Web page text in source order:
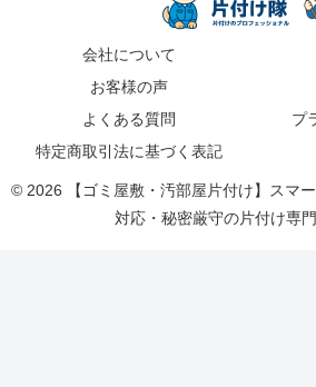
会社について
お客様の声
よくある質問
プ
特定商取引法に基づく表記
© 2026 【ゴミ屋敷・汚部屋片付け】スマ
対応・秘密厳守の片付け専